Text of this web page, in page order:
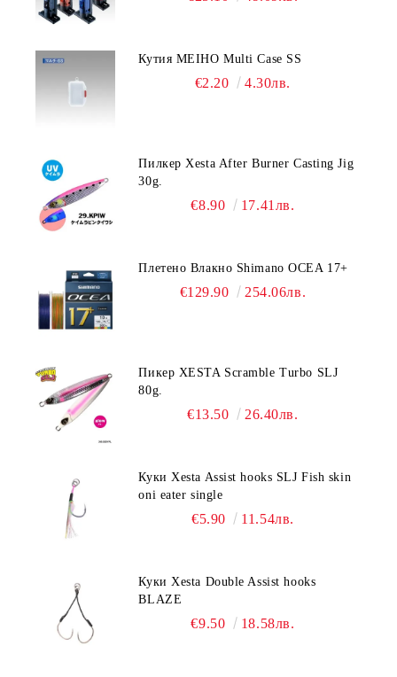
Кутия MEIHO Multi Case SS
€2.20 4.30лв.
Пилкер Xesta After Burner Casting Jig
30g.
€8.90 17.41лв.
Плетено Влакно Shimano OCEA 17+
€129.90 254.06лв.
Пикер XESTA Scramble Turbo SLJ
80g.
€13.50 26.40лв.
Куки Xesta Assist hooks SLJ Fish skin
oni eater single
€5.90 11.54лв.
Куки Xesta Double Assist hooks
BLAZE
€9.50 18.58лв.